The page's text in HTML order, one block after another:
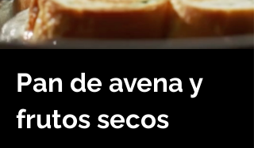
Pan de avena y
frutos secos